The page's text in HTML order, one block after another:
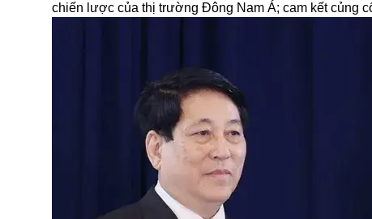
chiến lược của thị trường Đông Nam Á; cam kết củng